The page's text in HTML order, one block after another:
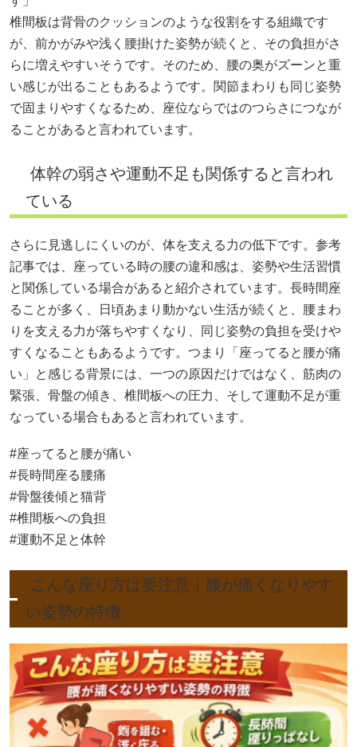
椎間板は背骨のクッションのような役割をする組織です
が、前かがみや浅く腰掛けた姿勢が続くと、その負担がさ
らに増えやすいそうです。そのため、腰の奥がズーンと重
い感じが出ることもあるようです。関節まわりも同じ姿勢
で固まりやすくなるため、座位ならではのつらさにつなが
ることがあると言われています。
体幹の弱さや運動不足も関係すると言われ
ている
さらに見逃しにくいのが、体を支える力の低下です。参考
記事では、座っている時の腰の違和感は、姿勢や生活習慣
と関係している場合があると紹介されています。長時間座
ることが多く、日頃あまり動かない生活が続くと、腰まわ
りを支える力が落ちやすくなり、同じ姿勢の負担を受けや
すくなることもあるようです。つまり「座ってると腰が痛
い」と感じる背景には、一つの原因だけではなく、筋肉の
緊張、骨盤の傾き、椎間板への圧力、そして運動不足が重
なっている場合もあると言われています。
#座ってると腰が痛い
#長時間座る腰痛
#骨盤後傾と猫背
#椎間板への負担
#運動不足と体幹
こんな座り方は要注意｜腰が痛くなりやす
い姿勢の特徴